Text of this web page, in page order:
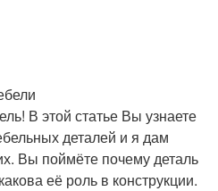
В этой статье Вы узнаете
деталей и я дам
Вы поймёте почему деталь
её роль в конструкции.